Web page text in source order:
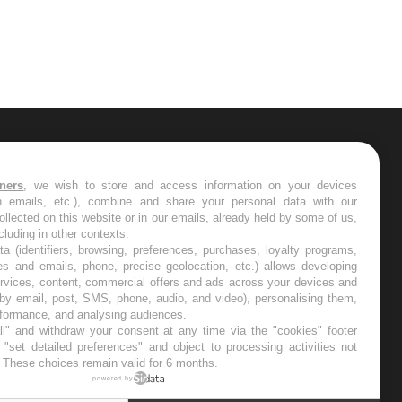
les semaines les meilleures
, we wish to store and access information on your devices
emails, etc.), combine and share your personal data with our
on this website or in our emails, already held by some of us,
in other contexts.
(identifiers, browsing, preferences, purchases, loyalty programs,
and emails, phone, precise geolocation, etc.) allows developing
content, commercial offers and ads across your devices and
email, post, SMS, phone, audio, and video), personalising them,
and analysing audiences.
and withdraw your consent at any time via the "cookies" footer
detailed preferences" and object to processing activities not
choices remain valid for 6 months.
powered by